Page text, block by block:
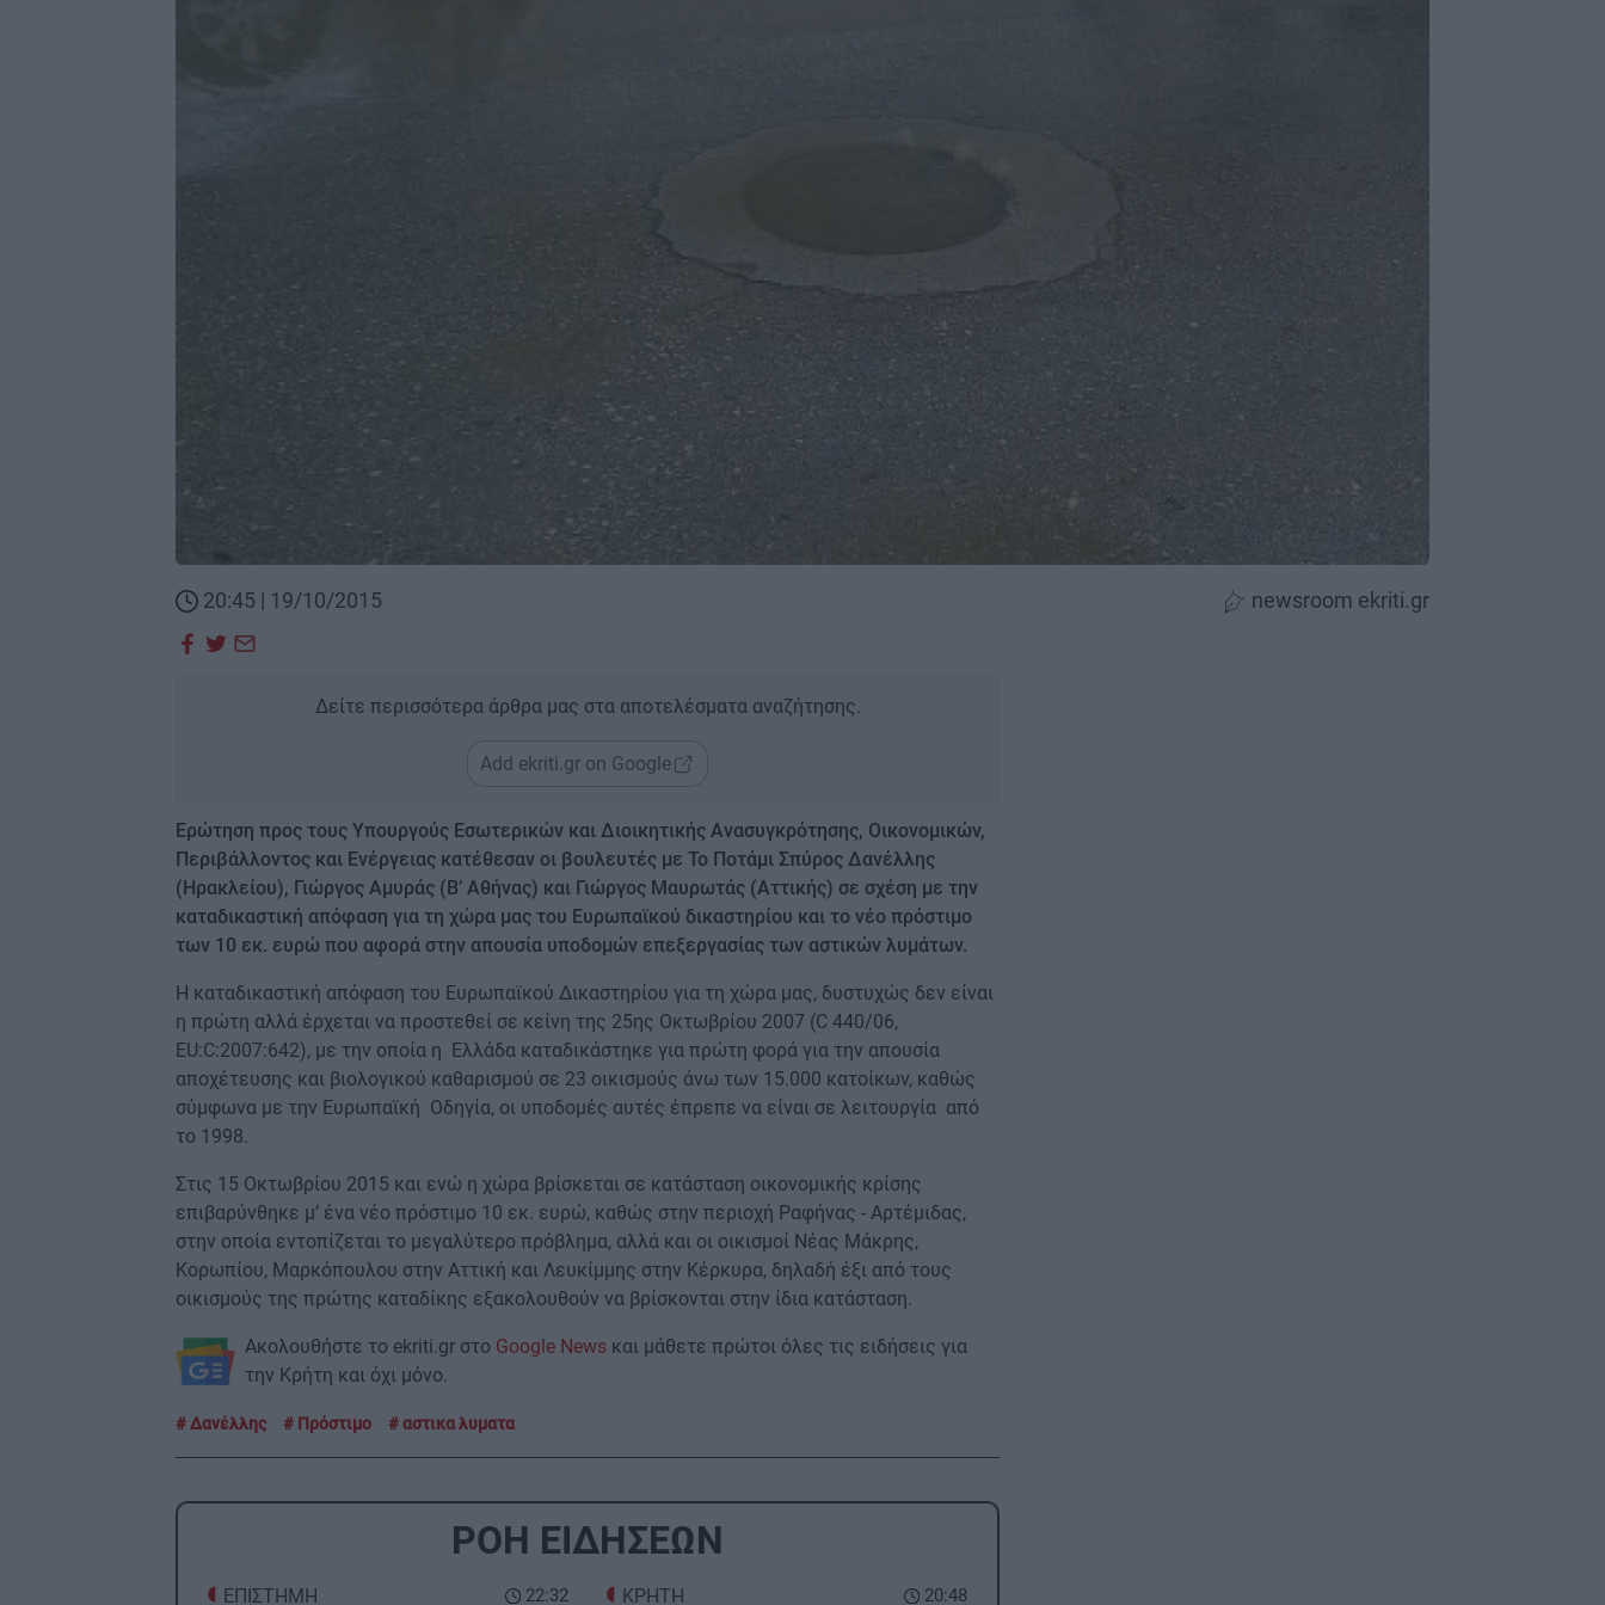
20:45 | 19/10/2015 newsroom ekriti.gr
Δείτε περισσότερα άρθρα μας στα αποτελέσματα αναζήτησης.
Add ekriti.gr on Google
Ερώτηση προς τους Υπουργούς Εσωτερικών και Διοικητικής Ανασυγκρότησης, Οικονομικών,
Περιβάλλοντος και Ενέργειας κατέθεσαν οι βουλευτές με Το Ποτάμι Σπύρος Δανέλλης
(Ηρακλείου), Γιώργος Αμυράς (Β’ Αθήνας) και Γιώργος Μαυρωτάς (Αττικής) σε σχέση με την
καταδικαστική απόφαση για τη χώρα μας του Ευρωπαϊκού δικαστηρίου και το νέο πρόστιμο
των 10 εκ. ευρώ που αφορά στην απουσία υποδομών επεξεργασίας των αστικών λυμάτων.
Η καταδικαστική απόφαση του Ευρωπαϊκού Δικαστηρίου για τη χώρα μας, δυστυχώς δεν είναι
η πρώτη αλλά έρχεται να προστεθεί σε κείνη της 25ης Οκτωβρίου 2007 (C 440/06,
EU:C:2007:642), με την οποία η Ελλάδα καταδικάστηκε για πρώτη φορά για την απουσία
αποχέτευσης και βιολογικού καθαρισμού σε 23 οικισμούς άνω των 15.000 κατοίκων, καθώς
σύμφωνα με την Ευρωπαϊκή Οδηγία, οι υποδομές αυτές έπρεπε να είναι σε λειτουργία από
το 1998.
Στις 15 Οκτωβρίου 2015 και ενώ η χώρα βρίσκεται σε κατάσταση οικονομικής κρίσης
επιβαρύνθηκε μ’ ένα νέο πρόστιμο 10 εκ. ευρώ, καθώς στην περιοχή Ραφήνας - Αρτέμιδας,
στην οποία εντοπίζεται το μεγαλύτερο πρόβλημα, αλλά και οι οικισμοί Νέας Μάκρης,
Κορωπίου, Μαρκόπουλου στην Αττική και Λευκίμμης στην Κέρκυρα, δηλαδή έξι από τους
οικισμούς της πρώτης καταδίκης εξακολουθούν να βρίσκονται στην ίδια κατάσταση.
Ακολουθήστε το ekriti.gr στο Google News και μάθετε πρώτοι όλες τις ειδήσεις για
την Κρήτη και όχι μόνο.
Δανέλλης Πρόστιμο αστικα λυματα
ΡΟΗ ΕΙΔΗΣΕΩΝ
22:32
ΕΠΙΣΤΗΜΗ 20:48
ΚΡΗΤΗ